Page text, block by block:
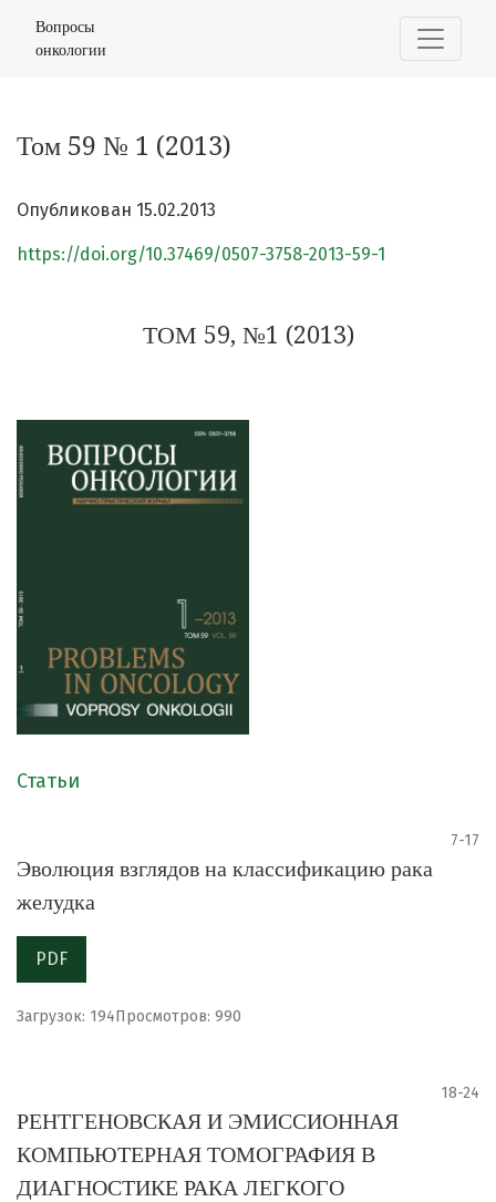
Вопросы
онкологии
Том 59 № 1 (2013)
Опубликован 15.02.2013
https://doi.org/10.37469/0507-3758-2013-59-1
ТОМ 59, №1 (2013)
Статьи
7-17
Эволюция взглядов на классификацию рака
желудка
PDF
Загрузок: 194Просмотров: 990
18-24
РЕНТГЕНОВСКАЯ И ЭМИССИОННАЯ
КОМПЬЮТЕРНАЯ ТОМОГРАФИЯ В
ДИАГНОСТИКЕ РАКА ЛЕГКОГО